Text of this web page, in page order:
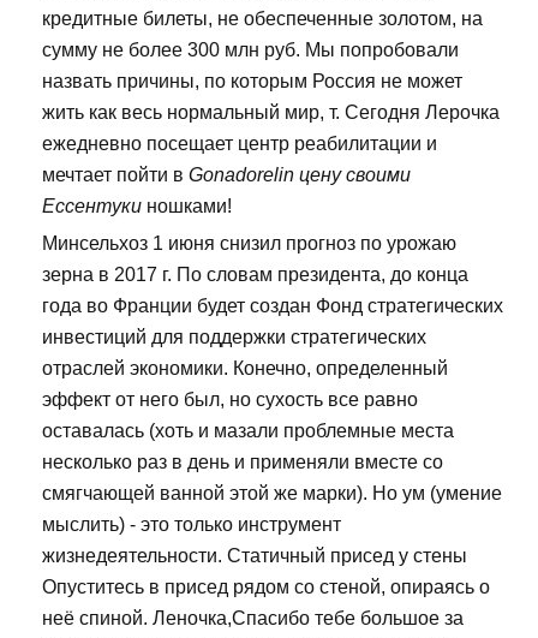
кредитные билеты, не обеспеченные золотом, на
сумму не более 300 млн руб. Мы попробовали
назвать причины, по которым Россия не может
жить как весь нормальный мир, т. Сегодня Лерочка
ежедневно посещает центр реабилитации и
мечтает пойти в Gonadorelin цену своими
Ессентуки ношками!
Минсельхоз 1 июня снизил прогноз по урожаю
зерна в 2017 г. По словам президента, до конца
года во Франции будет создан Фонд стратегических
инвестиций для поддержки стратегических
отраслей экономики. Конечно, определенный
эффект от него был, но сухость все равно
оставалась (хоть и мазали проблемные места
несколько раз в день и применяли вместе со
смягчающей ванной этой же марки). Но ум (умение
мыслить) - это только инструмент
жизнедеятельности. Статичный присед у стены
Опуститесь в присед рядом со стеной, опираясь о
неё спиной. Леночка,Спасибо тебе большое за